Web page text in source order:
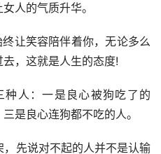
人的气质升华。
，这就是人生的态度!
是良心连狗都不吃的人。